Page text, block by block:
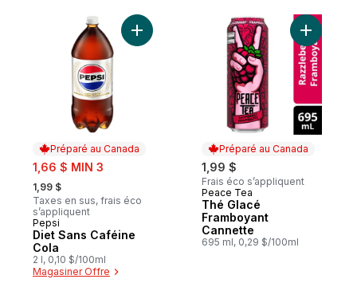
Préparé au Canada
sale:
1,66 $ MIN 3
, formerly:
1,99 $
Taxes en sus, frais éco
s’appliquent
Préparé au Canada
Pepsi
Diet Sans Caféine
Cola
2 l, 0,10 $/100ml
Magasiner Offre
Ajouter Diet Sans Caféine Cola au panier
Préparé au Canada
1,99 $
Frais éco s’appliquent
Préparé au Canada
Peace Tea
Thé Glacé
Framboyant
Cannette
695 ml, 0,29 $/100ml
Ajouter